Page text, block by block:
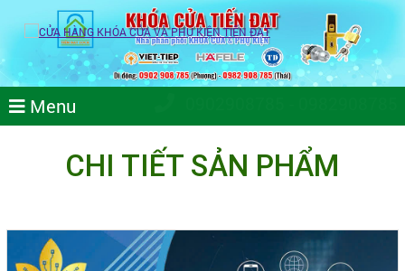
Menu
CHI TIẾT SẢN PHẨM